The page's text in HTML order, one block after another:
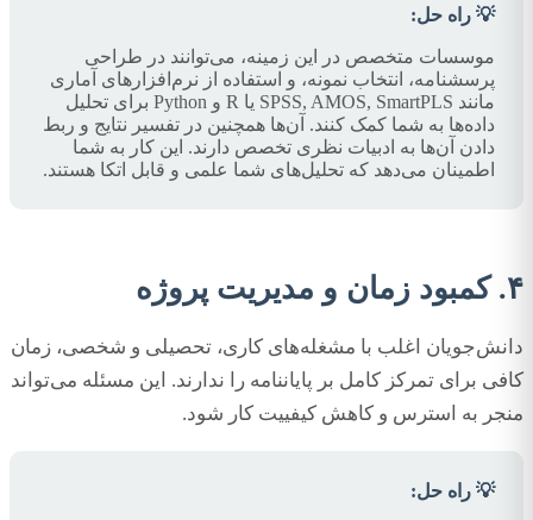
💡 راه حل:
موسسات متخصص در این زمینه، می‌توانند در طراحی
پرسشنامه، انتخاب نمونه، و استفاده از نرم‌افزارهای آماری
مانند SPSS, AMOS, SmartPLS یا R و Python برای تحلیل
داده‌ها به شما کمک کنند. آن‌ها همچنین در تفسیر نتایج و ربط
دادن آن‌ها به ادبیات نظری تخصص دارند. این کار به شما
اطمینان می‌دهد که تحلیل‌های شما علمی و قابل اتکا هستند.
۴. کمبود زمان و مدیریت پروژه
دانش‌جویان اغلب با مشغله‌های کاری، تحصیلی و شخصی، زمان
کافی برای تمرکز کامل بر پایاننامه را ندارند. این مسئله می‌تواند
منجر به استرس و کاهش کیفییت کار شود.
💡 راه حل: